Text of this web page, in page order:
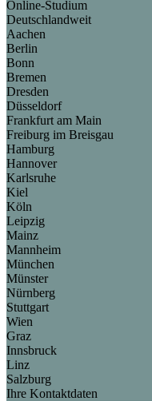
Online-Studium
Deutschlandweit
Aachen
Berlin
Bonn
Bremen
Dresden
Düsseldorf
Frankfurt am Main
Freiburg im Breisgau
Hamburg
Hannover
Karlsruhe
Kiel
Köln
Leipzig
Mainz
Mannheim
München
Münster
Nürnberg
Stuttgart
Wien
Graz
Innsbruck
Linz
Salzburg
Ihre Kontaktdaten